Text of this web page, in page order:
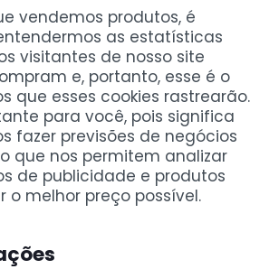
vendemos produtos, é
as estatísticas
visitantes de nosso site
e, portanto, esse é o
que esses cookies rastrearão.
para você, pois significa
fazer previsões de negócios
que nos permitem analizar
de publicidade e produtos
o melhor preço possível.